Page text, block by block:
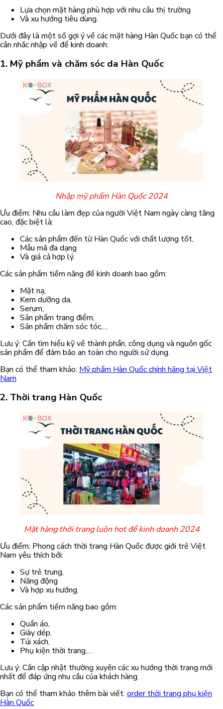
Lựa chọn mặt hàng phù hợp với nhu cầu thị trường
Và xu hướng tiêu dùng.
Dưới đây là một số gợi ý về các mặt hàng Hàn Quốc bạn có thể
cân nhắc nhập về để kinh doanh:
1. Mỹ phẩm và chăm sóc da Hàn Quốc
Nhập mỹ phẩm Hàn Quốc 2024
Ưu điểm: Nhu cầu làm đẹp của người Việt Nam ngày càng tăng
cao, đặc biệt là:
Các sản phẩm đến từ Hàn Quốc với chất lượng tốt,
Mẫu mã đa dạng
Và giá cả hợp lý.
Các sản phẩm tiềm năng để kinh doanh bao gồm:
Mặt nạ,
Kem dưỡng da,
Serum,
Sản phẩm trang điểm,
Sản phẩm chăm sóc tóc,…
Lưu ý: Cần tìm hiểu kỹ về thành phần, công dụng và nguồn gốc
sản phẩm để đảm bảo an toàn cho người sử dụng.
Bạn có thể tham khảo: Mỹ phẩm Hàn Quốc chính hãng tại Việt
Nam
2. Thời trang Hàn Quốc
Mặt hàng thời trang luôn hot để kinh doanh 2024
Ưu điểm: Phong cách thời trang Hàn Quốc được giới trẻ Việt
Nam yêu thích bởi:
Sự trẻ trung,
Năng động
Và hợp xu hướng.
Các sản phẩm tiềm năng bao gồm:
Quần áo,
Giày dép,
Túi xách,
Phụ kiện thời trang,…
Lưu ý: Cần cập nhật thường xuyên các xu hướng thời trang mới
nhất để đáp ứng nhu cầu của khách hàng.
Bạn có thể tham khảo thêm bài viết: order thời trang phụ kiện
Hàn Quốc